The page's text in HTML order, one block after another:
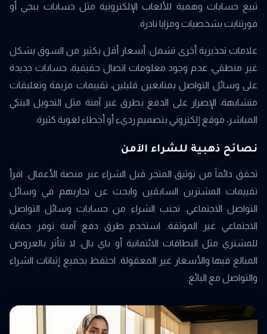
تبيع حسابات وهمية للألعاب الإلكترونية مثل حسابات ببجي أو
فورتنايت بشخصيات ومزايا نادرة.
علامات تحذيرية أخرى تشمل: أسعار أقل بكثير من السوق بشكل
غير منطقي، عدم وجود معلومات اتصال حقيقية، حسابات جديدة
على وسائل التواصل بمتابعين قليلين، تقييمات مزيفة وتعليقات
متشابهة، الإصرار على الدفع بطرق غير آمنة مثل التحويل البنكي
المباشر، موقع إلكتروني بتصميم رديء أو أخطاء لغوية كثيرة.
نصائح ذهبية للشراء الآمن
تحقق دائماً من توثيق المتجر قبل الشراء عبر منصة الأعمال. اقرأ
تقييمات المشترين السابقين وابحث عن تجاربهم في وسائل
التواصل الاجتماعي. تجنب الشراء من حسابات وسائل التواصل
الاجتماعي غير الموثقة. استخدم طرق دفع آمنة توفر حماية
للمشتري مثل البطاقات الائتمانية أو باي بال. لا تتأثر بالعروض
المبالغ فيها والأسعار غير المعقولة. احتفظ بجميع إثباتات الشراء
والتواصل مع البائع.